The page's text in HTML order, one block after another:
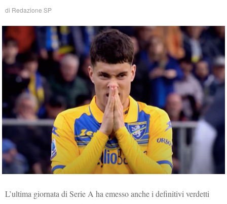
di Redazione SP
L’ultima giornata di Serie A ha emesso anche i definitivi verdetti